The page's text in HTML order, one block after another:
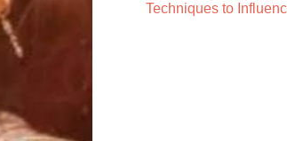
Techniques to